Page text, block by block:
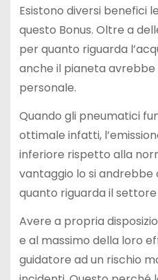
Esistono diversi benefici
questo Bonus. Oltre a
per quanto riguarda
anche il pianeta
personale.
Quando gli pneumatici
ottimale infatti,
inferiore rispetto alla
vantaggio lo si
quanto riguarda il settore
Avere a propria
e al massimo della loro
guidatore ad un rischio